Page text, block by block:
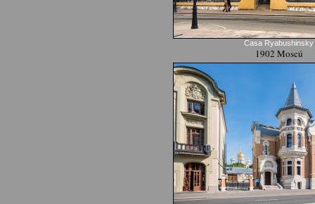
Casa Ryabushinsky
1902 Moscú